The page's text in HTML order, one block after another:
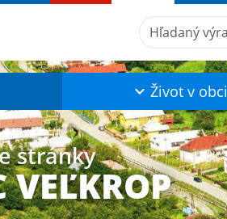
Hľadaný výraz...
Život v obci
stránky
VEĽKROP